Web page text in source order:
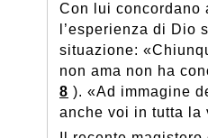
Con lui concordano
l’esperienza di Dio
situazione:
non ama non ha
8 ). «Ad immagine
anche voi in tutta la